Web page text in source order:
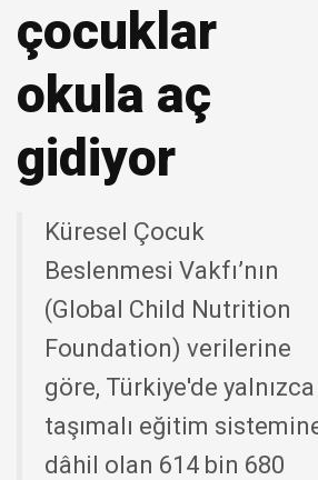
çocuklar
okula aç
gidiyor
Küresel Çocuk
Beslenmesi Vakfı’nın
(Global Child Nutrition
Foundation) verilerine
göre, Türkiye'de yalnızca
taşımalı eğitim
dâhil olan 614 bin 680